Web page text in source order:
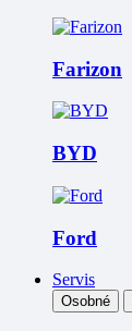
Farizon
BYD
Ford
Servis
Osobné